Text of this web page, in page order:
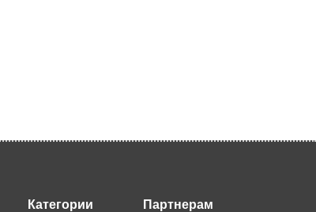
Категории Партнерам